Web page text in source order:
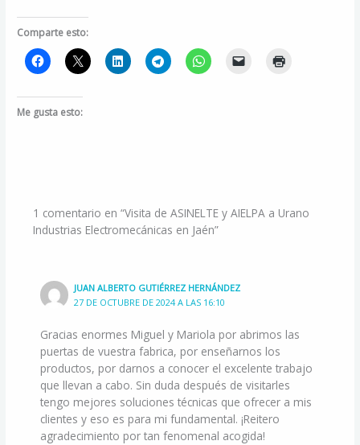
Comparte esto:
Me gusta esto:
1 comentario en “Visita de ASINELTE y AIELPA a Urano
Industrias Electromecánicas en Jaén”
JUAN ALBERTO GUTIÉRREZ HERNÁNDEZ
27 DE OCTUBRE DE 2024 A LAS 16:10
Gracias enormes Miguel y Mariola por abrimos las
puertas de vuestra fabrica, por enseñarnos los
productos, por darnos a conocer el excelente trabajo
que llevan a cabo. Sin duda después de visitarles
tengo mejores soluciones técnicas que ofrecer a mis
clientes y eso es para mi fundamental. ¡Reitero
agradecimiento por tan fenomenal acogida!